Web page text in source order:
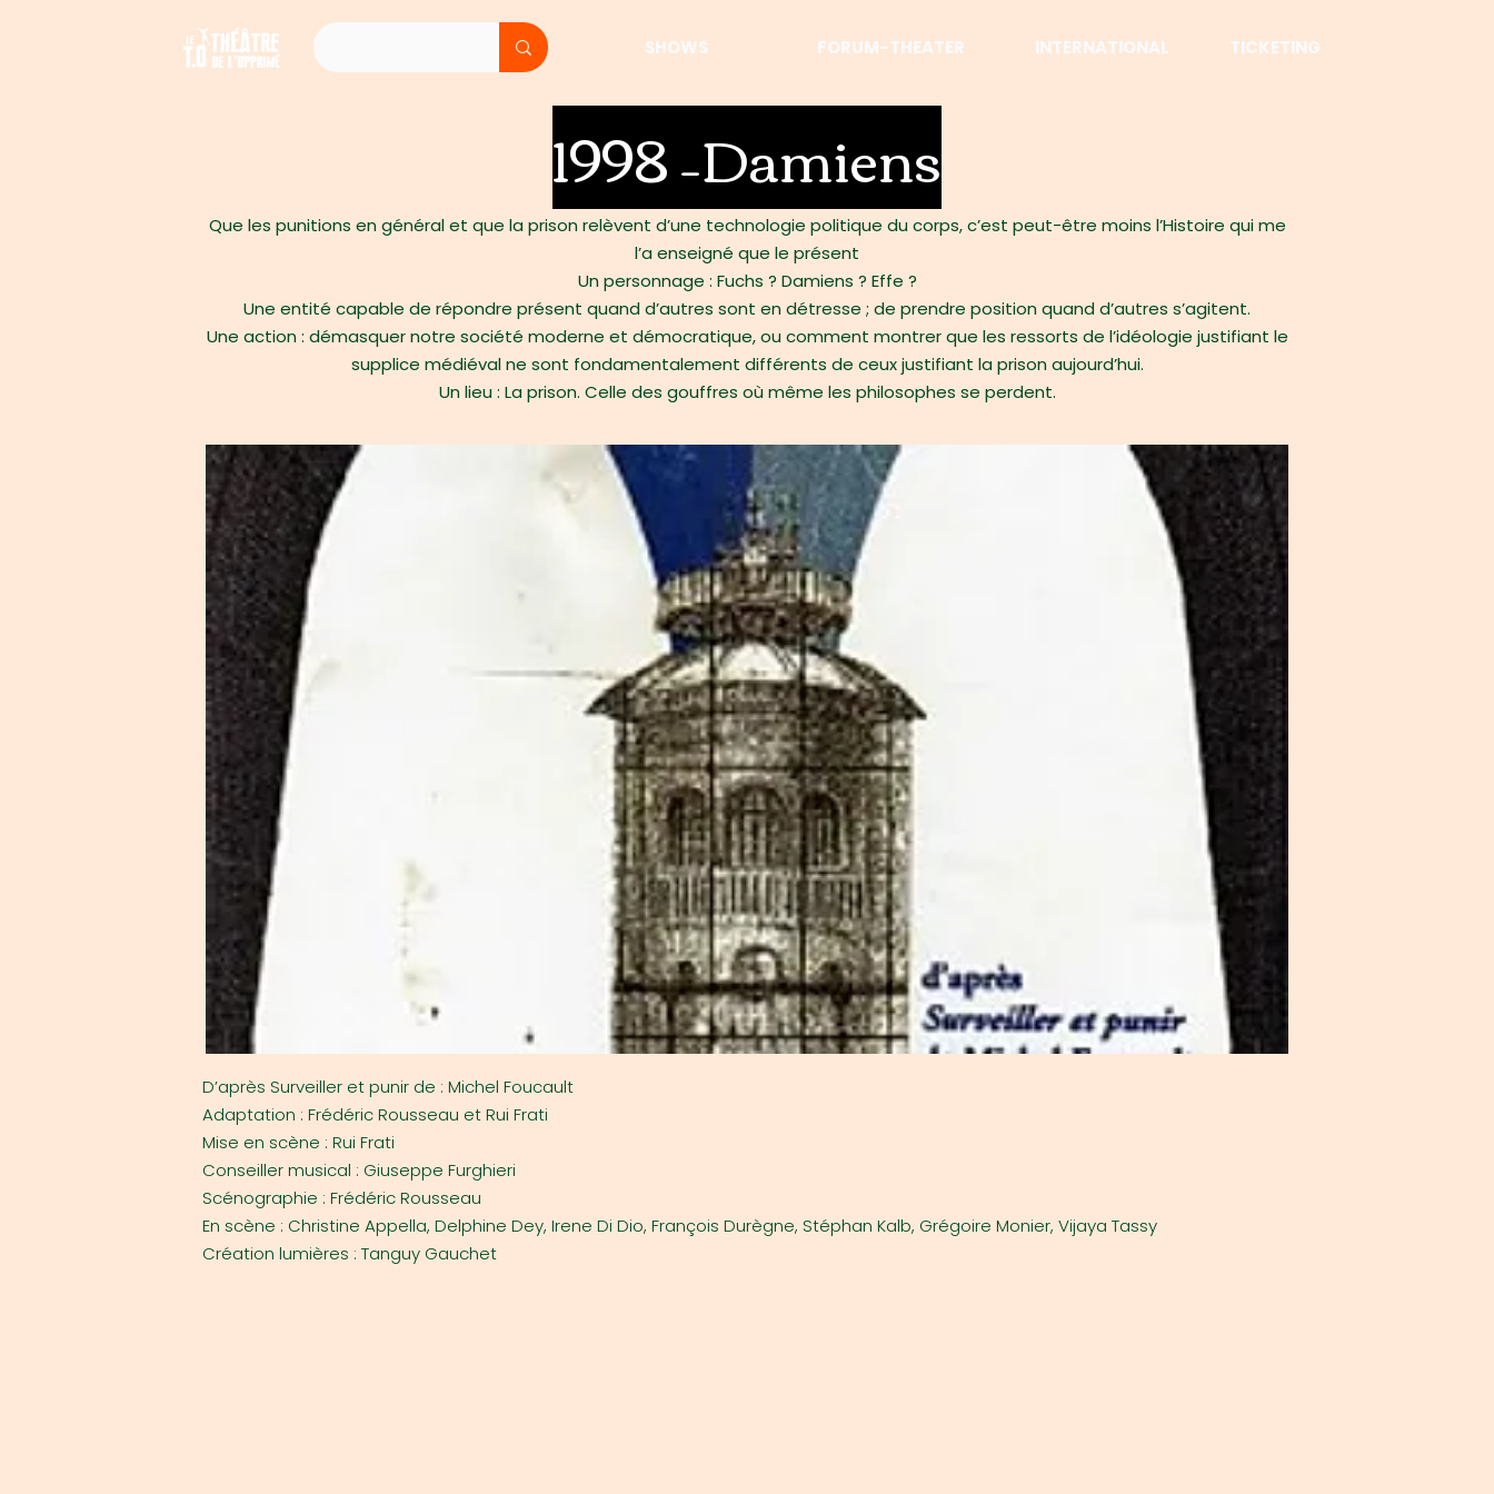
SHOWS FORUM-THEATER INTERNATIONAL TICKETING
1998 –Damiens
Que les punitions en général et que la prison relèvent d’une technologie politique du corps, c’est peut-être moins l’Histoire qui me
l’a enseigné que le présent
Un personnage : Fuchs ? Damiens ? Effe ?
Une entité capable de répondre présent quand d’autres sont en détresse ; de prendre position quand d’autres s’agitent.
Une action : démasquer notre société moderne et démocratique, ou comment montrer que les ressorts de l’idéologie justifiant le
supplice médiéval ne sont fondamentalement différents de ceux justifiant la prison aujourd’hui.
Un lieu : La prison. Celle des gouffres où même les philosophes se perdent.
D’après Surveiller et punir de : Michel Foucault
Adaptation : Frédéric Rousseau et Rui Frati
Mise en scène : Rui Frati
Conseiller musical : Giuseppe Furghieri
Scénographie : Frédéric Rousseau
En scène : Christine Appella, Delphine Dey, Irene Di Dio, François Durègne, Stéphan Kalb, Grégoire Monier, Vijaya Tassy
Création lumières : Tanguy Gauchet